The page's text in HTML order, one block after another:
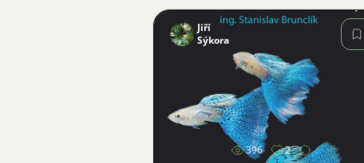
Obrázok
Jiří
Sýkora
396 2